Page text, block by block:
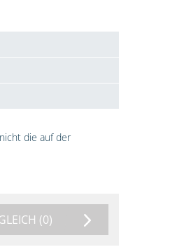
die auf der
(0)